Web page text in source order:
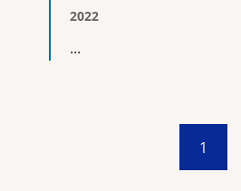
2022
...
1